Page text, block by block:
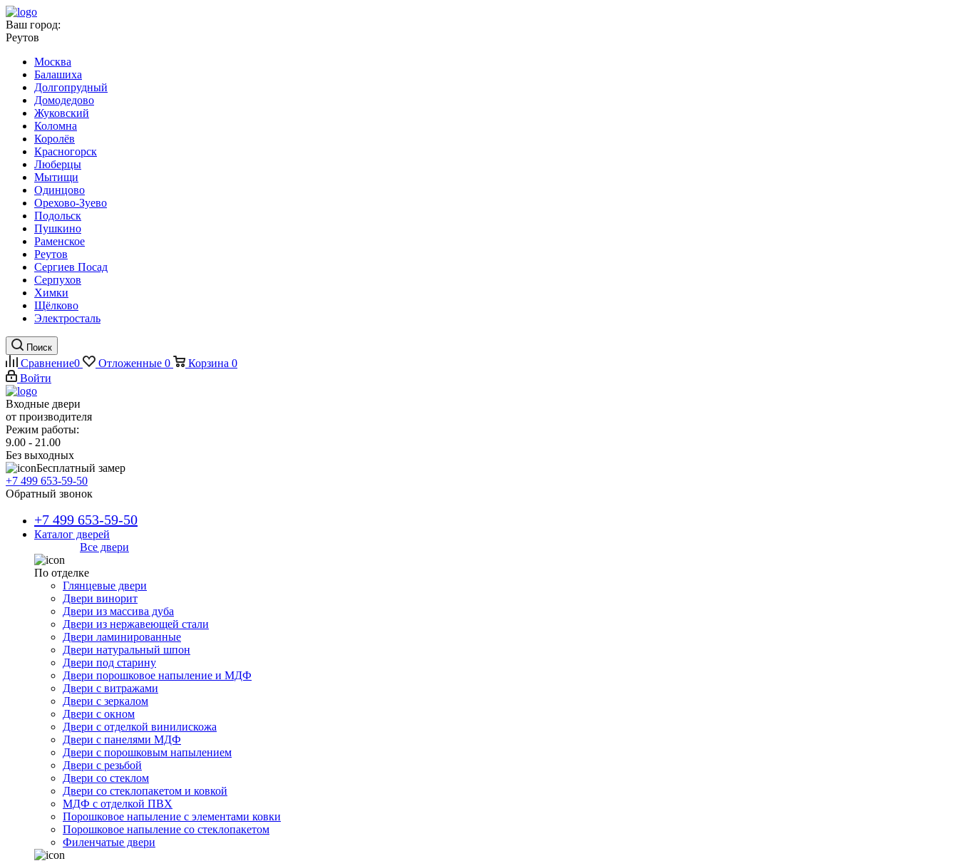
Ваш город:
Реутов
Москва
Балашиха
Долгопрудный
Домодедово
Жуковский
Коломна
Королёв
Красногорск
Люберцы
Мытищи
Одинцово
Орехово-Зуево
Подольск
Пушкино
Раменское
Реутов
Сергиев Посад
Серпухов
Химки
Щёлково
Электросталь
Поиск
Сравнение0 Отложенные 0 Корзина 0
Войти
Входные двери
от производителя
Режим работы:
9.00 - 21.00
Без выходных
Бесплатный замер
+7 499 653-59-50
Обратный звонок
+7 499 653-59-50
Каталог дверей
Все двери
По отделке
Глянцевые двери
Двери винорит
Двери из массива дуба
Двери из нержавеющей стали
Двери ламинированные
Двери натуральный шпон
Двери под старину
Двери порошковое напыление и МДФ
Двери с витражами
Двери с зеркалом
Двери с окном
Двери с отделкой винилискожа
Двери с панелями МДФ
Двери с порошковым напылением
Двери с резьбой
Двери со стеклом
Двери со стеклопакетом и ковкой
МДФ с отделкой ПВХ
Порошковое напыление с элементами ковки
Порошковое напыление со стеклопакетом
Филенчатые двери